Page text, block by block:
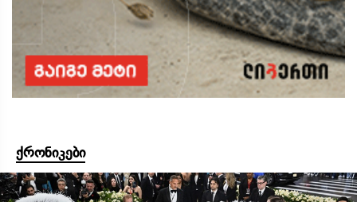
ქრონიკები